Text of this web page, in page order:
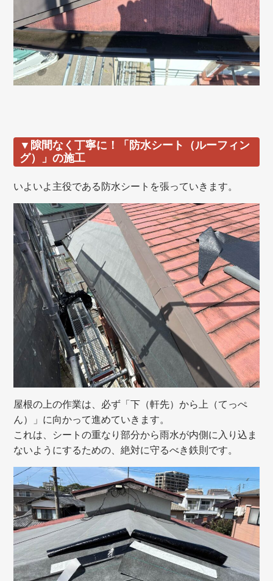
▼隙間なく丁寧に！「防水シート（ルーフィン
グ）」の施工
いよいよ主役である防水シートを張っていきます。
屋根の上の作業は、必ず「下（軒先）から上（てっぺ
ん）」に向かって進めていきます。
これは、シートの重なり部分から雨水が内側に入り込ま
ないようにするための、絶対に守るべき鉄則です。